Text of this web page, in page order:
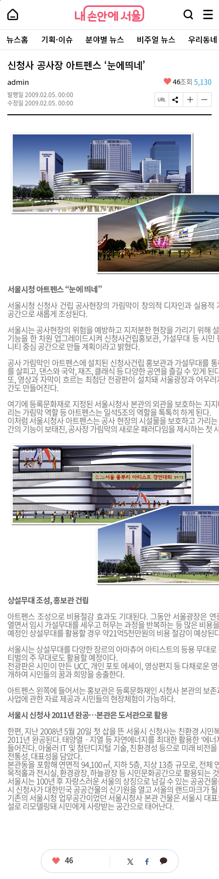
본
로
가
내
손
안
에
서
울
-
서
울
시
대
표
소
털
내
손
에
울
검
창
열
기
메
뉴
전
체
보
주
요
서
뉴스홈 기획·이슈 분야별 뉴스 비주얼 뉴스 우리동
신청사 공사장 아트펜스 ‘눈에띄네’
admin
발행일 2009.02.05. 00:00
수정일 2009.02.05. 00:00
좋
요
46조회 5,130
페
이
R
L
복
S
N
유
하
기
글
자
크
변
경
하
기
글
자
서울시청 아트펜스 “눈에 띄네”
서울시청 신청사 건립 공사현장의 가림막이 창의적 디자인과 실용적
공간으로 새롭게 조성된다.
서울시는 공사현장의 위험을 예방하고 지저분한 현장을 가리기 위해
기능을 한 차원 업그레이드시켜 신청사건립홍보관, 가설무대 등 시민
니티 중심 공간으로 만들 계획이라고 밝혔다.
공사 가림막인 아트펜스에 설치된 신청사건립 홍보관과 가설무대를
를 살피고, 댄스와 국악, 재즈, 클래식 등 다양한 공연을 즐길 수 있게 된
또, 영상과 자막이 흐르는 최첨단 전광판이 설치돼 서울광장과 어우
간도 만들어진다.
여기에 등록문화재로 지정된 서울시청사 본관의 외관을 보호하는 지
리는 가림막 역할 등 아트펜스는 일석5조의 역할을 톡톡히 하게 된다.
이처럼 서울시청사 아트펜스는 공사 현장의 시설물을 보호하고 가리
간의 기능이 보태진, 공사장 가림막의 새로운 패러다임을 제시하는 첫
상설무대 조성, 홍보관 건립
아트펜스 조성으로 비용절감 효과도 기대된다. 그동안 서울광장은
열면서 임시 가설무대를 세우고 허무는 과정을 반복하는 등 많은 비용
예정인 상설무대를 활용할 경우 약21억5천만원의 비용 절감이 예상된
서울시는 상설무대를 다양한 장르의 아마츄어 아티스트의 등용 무대
티벌의 주 무대로도 활용할 예정이다.
전광판은 시민이 만든 UCC, 개인 포토 에세이, 영상편지 등 다채로운
개하여 시민들의 꿈과 희망을 송출한다.
아트펜스 왼쪽에 들어서는 홍보관은 등록문화재인 시청사 본관의 보
사업에 관한 자료 제공과 시민들의 현장체험이 가능하다.
서울시 신청사 2011년 완공…본관은 도서관으로 활용
한편, 지난 2008년 5월 20일 첫 삽을 뜬 서울시 신청사는 친환경 시민
2011년 완공된다. 태양열ㆍ지열 등 자연에너지를 최대한 활용한 ‘에너
들어진다. 아울러 IT 및 첨단디지털 기술, 친환경성 등으로 미래 비전
전통성, 대표성을 담았다.
본관동을 포함해 연면적 94,100㎡, 지하 5층, 지상 13층 규모로, 전체
목적홀과 전시실, 환경광장, 하늘광장 등 시민문화공간으로 활용되는
서울시는 100년 후 자랑스러운 서울의 상징으로 남길 수 있는 공공건
시 신청사가 대한민국 공공건물의 신기원을 열고 서울의 랜드마크가
기존의 서울시청 업무공간이었던 서울시청사 본관 건물은 서울시 대
설로 리모델링돼 시민에게 사랑받는 공간으로 태어난다.
좋
46 트 페 카
페
상
단
로